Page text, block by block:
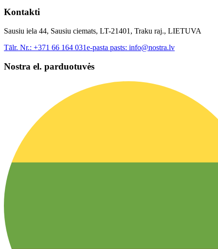
Kontakti
Sausiu iela 44, Sausiu ciemats, LT-21401, Traku raj., LIETUVA
Tālr. Nr.: +371 66 164 031e-pasta pasts: info@nostra.lv
Nostra el. parduotuvės